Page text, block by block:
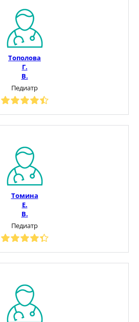
Тополова
Г.
В.
Педиатр
Томина
Е.
В.
Педиатр